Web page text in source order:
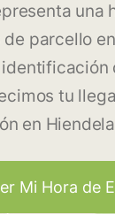
una
de parcello
tu
en
Mi Hora de